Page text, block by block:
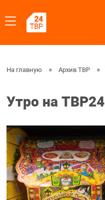
На главную Архив ТВР
Утро на ТВР24